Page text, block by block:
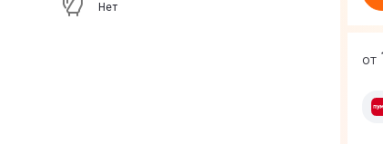
Нет
от